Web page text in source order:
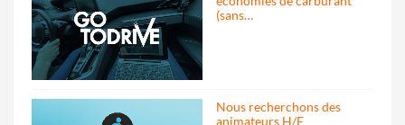
(sans…
Nous recherchons des
animateurs H/F